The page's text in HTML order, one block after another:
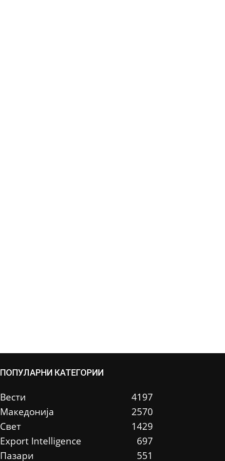
ПОПУЛАРНИ КАТЕГОРИИ
Вести
4197
Македонија
2570
Свет
1429
Еxport Intelligence
697
Пазари
551